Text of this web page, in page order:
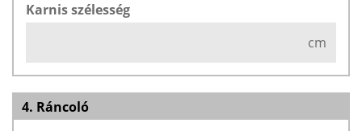
Karnis szélesség
cm
4. Ráncoló